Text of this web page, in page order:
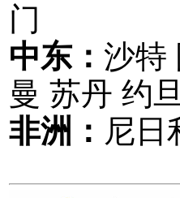
门
中东： 沙特
曼 苏丹 约
非洲： 尼日